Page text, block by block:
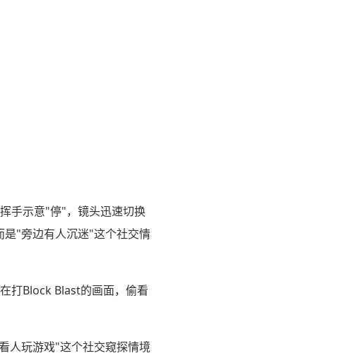
手示意"停"，镜头迅速切换
是"旁边有人沉迷"这个社交情
打Block Blast的画面，偷看
人玩游戏"这个社交窥探情境